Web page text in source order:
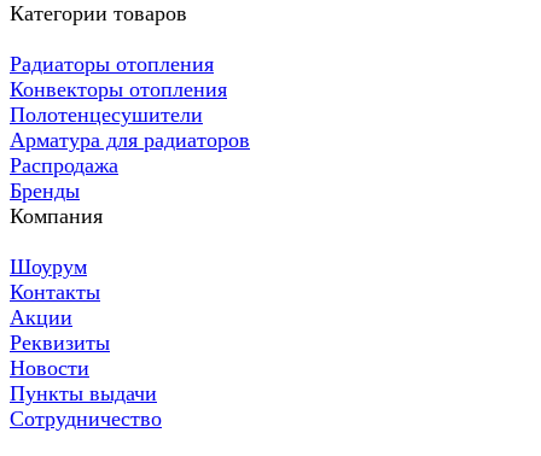
Категории товаров
Радиаторы отопления
Конвекторы отопления
Полотенцесушители
Арматура для радиаторов
Распродажа
Бренды
Компания
Шоурум
Контакты
Акции
Реквизиты
Новости
Пункты выдачи
Сотрудничество